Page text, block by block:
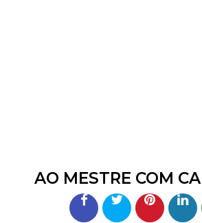
AO MESTRE COM